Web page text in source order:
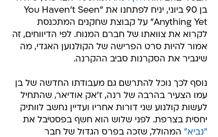
בן 90 ביוני, יניח לפתחנו את "You Haven't Seen
Anything Yet" על קבוצת שחקנים המתכנסת
לקרוא את צוואתו של חברם המנוח. לפי הדיווחים, זה
אמור להיות סרט הפרישה של הקולנוען האגדי, מה
שיגביר את הסקרנות סביב ההקרנה.
נוסף לכך נוכל להתרשם גם מעבודתו החדשה של בן
עמו הצעיר בהרבה של רנה, ז'אק אודיאר, שהתחיל
לעשות קולנוע שני דורות אחריו ועדיין נחשב לוותיק
יחסית בצרפת. לפני שלוש הוא חשף בפסטיבל את
"נביא" המהולל, שזכה בפרס הגדול של חבר